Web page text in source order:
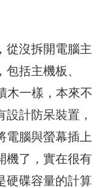
從沒拆開電腦主
括主機板、
木一樣，本來不
計防呆裝置，
電腦與螢幕插上
機了，實在很有
硬碟容量的計算